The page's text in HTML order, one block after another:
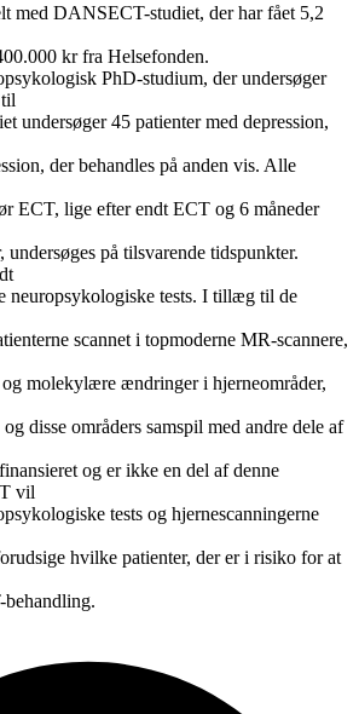
med DANSECT-studiet, der har fået 5,2
kr fra Helsefonden.
PhD-studium, der undersøger
undersøger 45 patienter med depression,
der behandles på anden vis. Alle
ECT, lige efter endt ECT og 6 måneder
undersøges på tilsvarende tidspunkter.
neuropsykologiske tests. I tillæg til de
scannet i topmoderne MR-scannere,
molekylære ændringer i hjerneområder,
disse områders samspil med andre dele af
og er ikke en del af denne
vil
tests og hjernescanningerne
hvilke patienter, der er i risiko for at